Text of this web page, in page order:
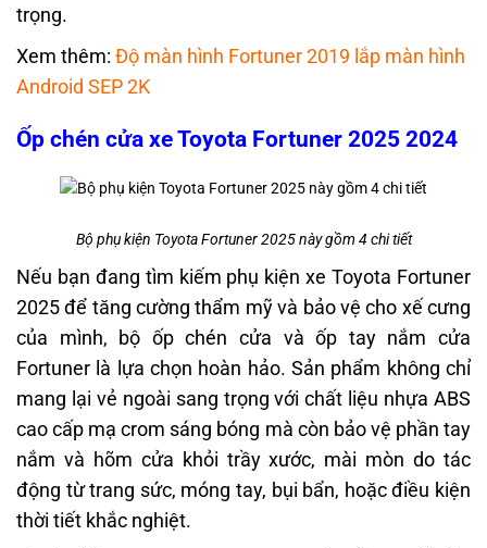
trọng.
Xem thêm: Độ màn hình Fortuner 2019 lắp màn hình
Android SEP 2K
Ốp chén cửa xe Toyota Fortuner 2025 2024
Bộ phụ kiện Toyota Fortuner 2025 này gồm 4 chi tiết
Nếu bạn đang tìm kiếm phụ kiện xe Toyota Fortuner
2025 để tăng cường thẩm mỹ và bảo vệ cho xế cưng
của mình, bộ ốp chén cửa và ốp tay nắm cửa
Fortuner là lựa chọn hoàn hảo. Sản phẩm không chỉ
mang lại vẻ ngoài sang trọng với chất liệu nhựa ABS
cao cấp mạ crom sáng bóng mà còn bảo vệ phần tay
nắm và hõm cửa khỏi trầy xước, mài mòn do tác
động từ trang sức, móng tay, bụi bẩn, hoặc điều kiện
thời tiết khắc nghiệt.